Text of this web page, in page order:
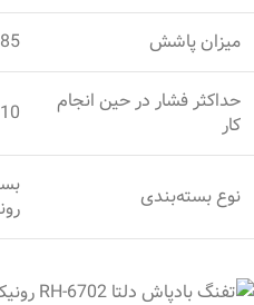
میزان پاشش 185 لیتر
حداکثر فشار در حین انجام
کار
10 بار
نوع بسته‌بندی